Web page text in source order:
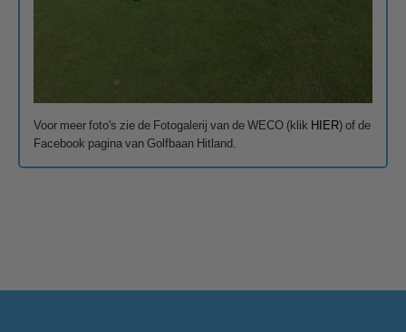
Voor meer foto's zie de Fotogalerij van de WECO (klik HIER) of de
Facebook pagina van Golfbaan Hitland.